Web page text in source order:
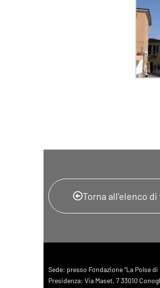
Torna all'elenco
Sede: presso Fondazione “La Polse
Presidenza: Via Maset, 7 33010